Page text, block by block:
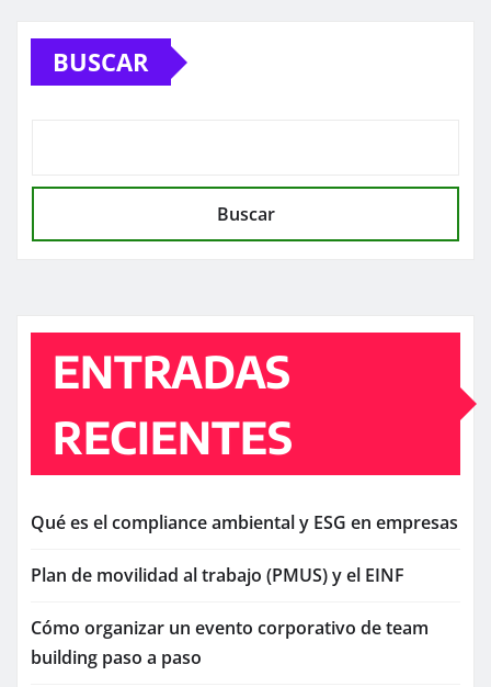
BUSCAR
Buscar
ENTRADAS
RECIENTES
Qué es el compliance ambiental y ESG en empresas
Plan de movilidad al trabajo (PMUS) y el EINF
Cómo organizar un evento corporativo de team
building paso a paso